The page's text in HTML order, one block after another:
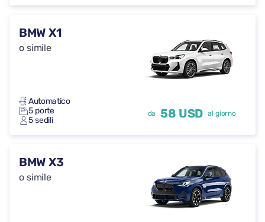
BMW X1
o simile
Automatico
5 porte
5 sedili
da 58 USD al giorno
BMW X3
o simile